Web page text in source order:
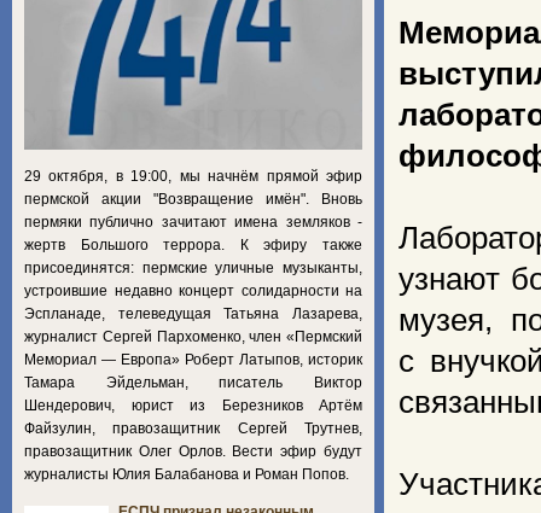
узнают
музея,
с
29 октября, в 19:00, мы начнём прямой эфир
пермской акции "Возвращение имён". Вновь
пермяки публично зачитают имена земляков -
жертв Большого террора. К эфиру также
присоединятся: пермские уличные музыканты,
устроившие недавно концерт солидарности на
Эспланаде, телеведущая Татьяна Лазарева,
журналист Сергей Пархоменко, член «Пермский
Мемориал — Европа» Роберт Латыпов, историк
Тамара Эйдельман, писатель Виктор
Шендерович, юрист из Березников Артём
Файзулин, правозащитник Сергей Трутнев,
правозащитник Олег Орлов. Вести эфир будут
журналисты Юлия Балабанова и Роман Попов.